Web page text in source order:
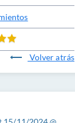
Volver atrás